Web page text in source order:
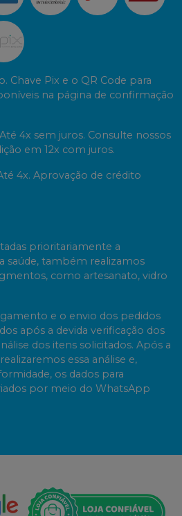
Chave Pix e o QR Code para
na página de confirmação
Até 4x sem juros. Consulte nossos
em 12x com juros.
4x. Aprovação de crédito
prioritariamente a
saúde, também realizamos
como artesanato, vidro
e o envio dos pedidos
após a devida verificação dos
dos itens solicitados. Após a
essa análise e,
os dados para
por meio do WhatsApp